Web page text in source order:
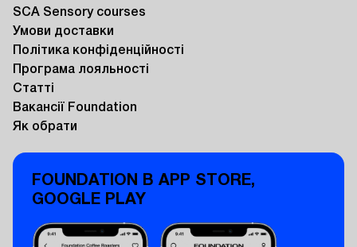
SCA Sensory courses
Умови доставки
Політика конфіденційності
Програма лояльності
Статті
Вакансії Foundation
Як обрати
FOUNDATION В APP STORE,
GOOGLE PLAY